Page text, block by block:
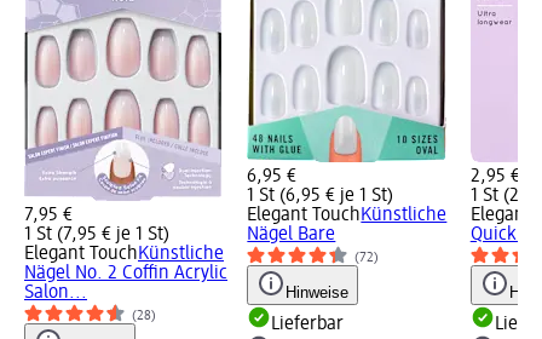
7,95 €
1 St (7,95 € je 1 St)
Elegant TouchKünstliche
Nägel No. 2 Coffin Acrylic
Salon...
(28)
6,95 €
1 St (6,95 € je 1 St)
Elegant TouchKünstliche
Nägel Bare
(72)
Hinweise
Lieferbar
2,95 €
1 St
Elegant
Quick